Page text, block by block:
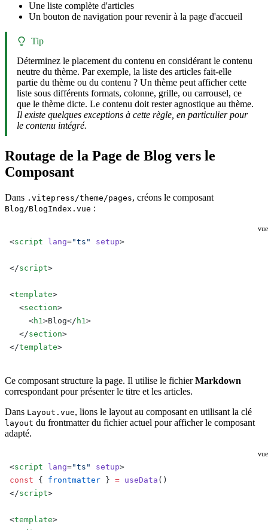
Une liste complète d'articles
Un bouton de navigation pour revenir à la page d'accueil
Tip
Déterminez le placement du contenu en considérant le contenu
neutre du thème. Par exemple, la liste des articles fait-elle
partie du thème ou du contenu ? Un thème peut afficher cette
liste sous différents formats, colonne, grille, ou carrousel, ce
que le thème dicte. Le contenu doit rester agnostique au thème.
Il existe quelques exceptions à cette règle, en particulier pour
le contenu intégré.
Routage de la Page de Blog vers le
Composant
Dans .vitepress/theme/pages, créons le composant
Blog/BlogIndex.vue :
vue
<script lang="ts" setup>
</script>
<template>
  <
section>
    <
h1>Blog</ h1>
  </
section>
</template>
Ce composant structure la page. Il utilise le fichierMarkdown
correspondant pour présenter le titre et les articles.
Dans Layout.vue, lions le layout au composant en utilisant la clé
layout du frontmatter du fichier actuel pour afficher le composant
adapté.
vue
<script lang="ts" setup>
const { frontmatter } = useData ()
</script>
<template>